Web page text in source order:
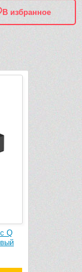
В избранное
Q